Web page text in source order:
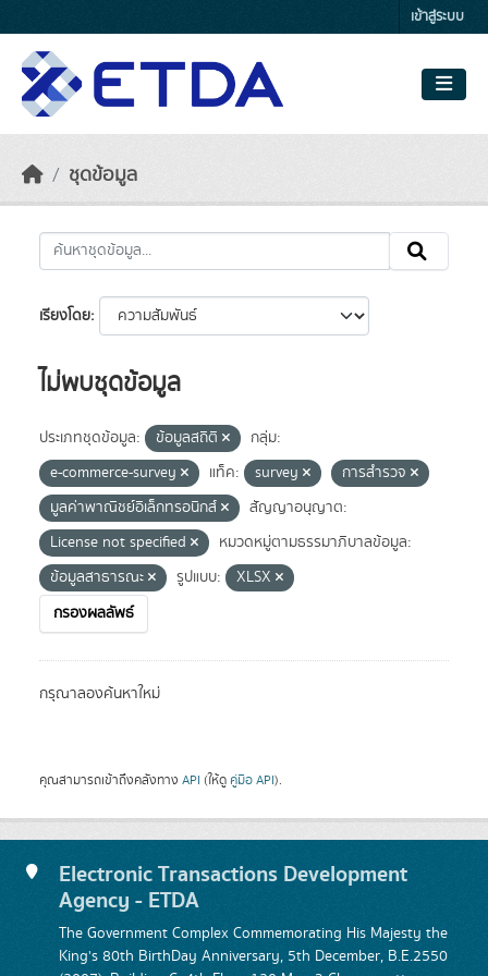
เข้าสู่ระบบ
ชุดข้อมูล
เรียงโดย
ไม่พบชุดข้อมูล
ประเภทชุดข้อมูล: ข้อมูลสถิติ
กลุ่ม:
e-commerce-survey
แท็ค: survey
การสำรวจ
มูลค่าพาณิชย์อิเล็กทรอนิกส์
สัญญาอนุญาต:
License not specified
หมวดหมู่ตามธรรมาภิบาลข้อมูล:
ข้อมูลสาธารณะ
รูปแบบ:
XLSX
กรองผลลัพธ์
กรุณาลองค้นหาใหม่
คุณสามารถเข้าถึงคลังทาง API (ให้ดู คู่มือ API).
Electronic Transactions Development
Agency - ETDA
The Government Complex Commemorating His Majesty the
King's 80th BirthDay Anniversary, 5th December, B.E.2550